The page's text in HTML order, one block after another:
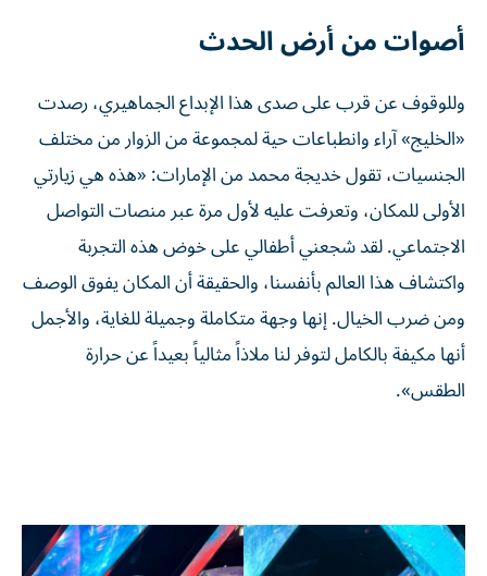
أصوات من أرض الحدث
وللوقوف عن قرب على صدى هذا الإبداع الجماهيري، رصدت
«الخليج» آراء وانطباعات حية لمجموعة من الزوار من مختلف
الجنسيات، تقول خديجة محمد من الإمارات: «هذه هي زيارتي
الأولى للمكان، وتعرفت عليه لأول مرة عبر منصات التواصل
الاجتماعي. لقد شجعني أطفالي على خوض هذه التجربة
واكتشاف هذا العالم بأنفسنا، والحقيقة أن المكان يفوق الوصف
ومن ضرب الخيال. إنها وجهة متكاملة وجميلة للغاية، والأجمل
أنها مكيفة بالكامل لتوفر لنا ملاذاً مثالياً بعيداً عن حرارة
الطقس».